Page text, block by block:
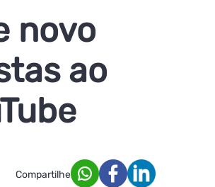
novo
ao
Compartilhe